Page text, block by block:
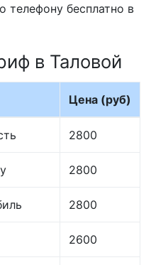
телефону бесплатно в
в Таловой
Цена (руб)
2800
2800
2800
2600